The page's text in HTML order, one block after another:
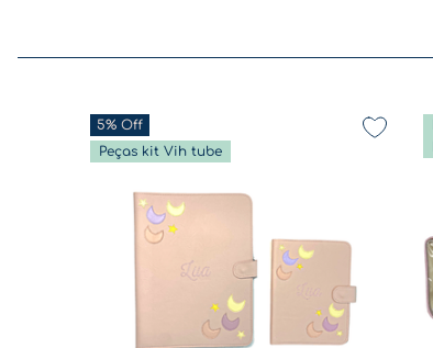
5% Off
Peças kit Vih tube